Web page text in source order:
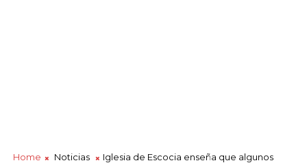
Home Noticias
Iglesia de Escocia enseña que algunos